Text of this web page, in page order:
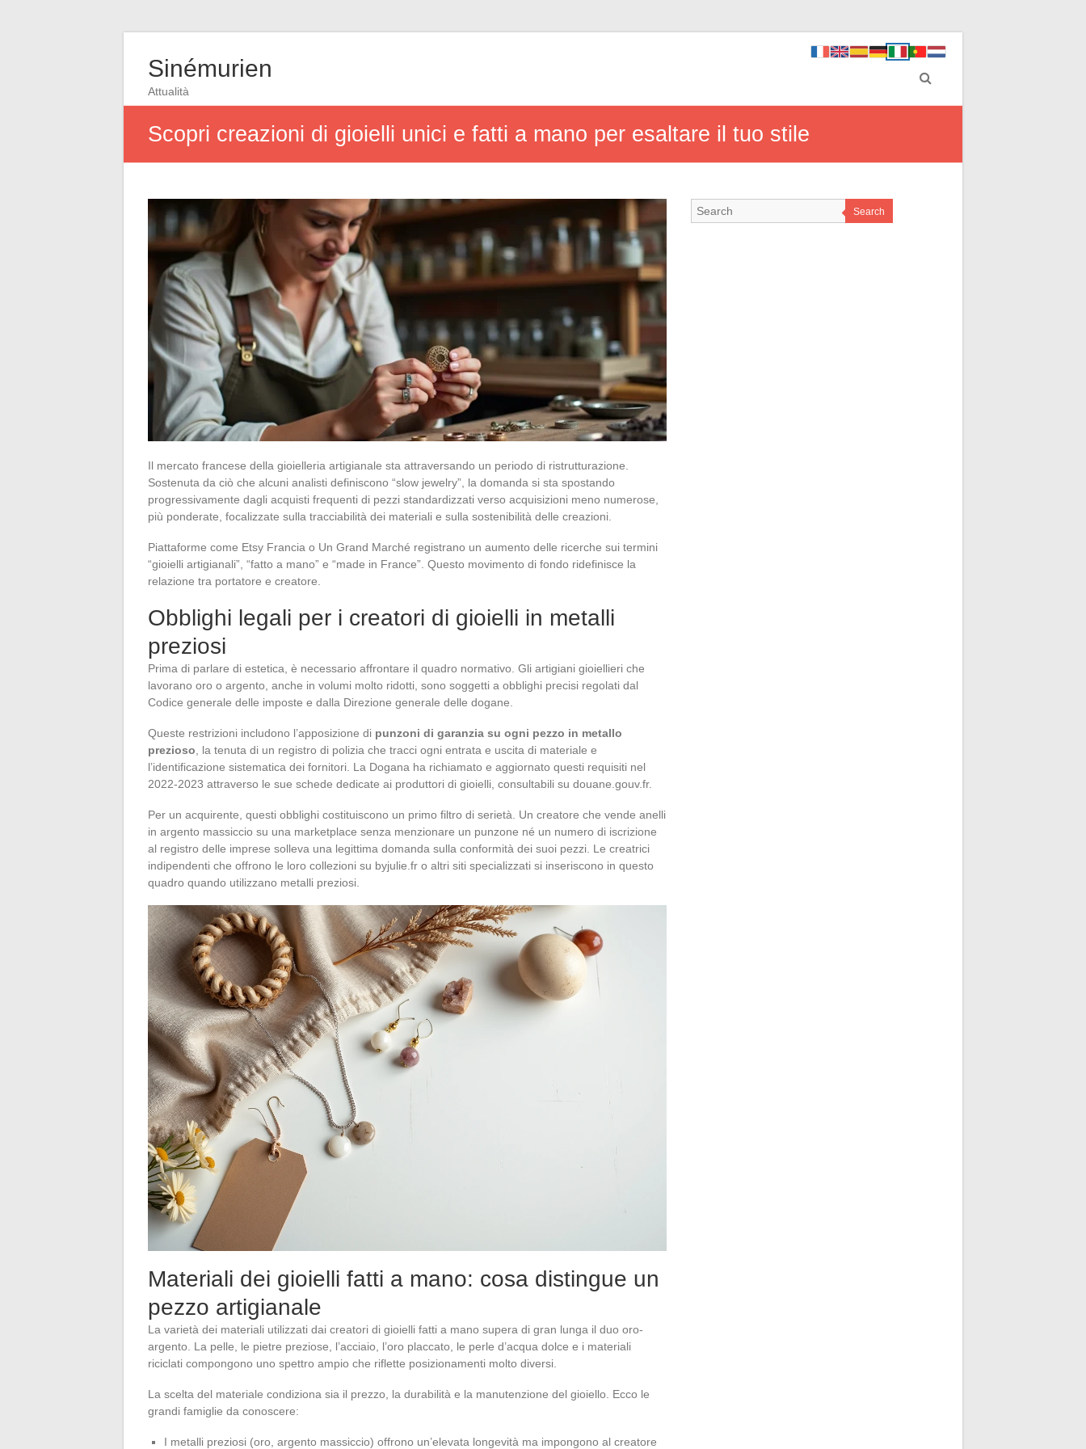
Sinémurien
Attualità
Scopri creazioni di gioielli unici e fatti a mano per esaltare il tuo stile
Il mercato francese della gioielleria artigianale sta attraversando un periodo di ristrutturazione.
Sostenuta da ciò che alcuni analisti definiscono “slow jewelry”, la domanda si sta spostando
progressivamente dagli acquisti frequenti di pezzi standardizzati verso acquisizioni meno numerose,
più ponderate, focalizzate sulla tracciabilità dei materiali e sulla sostenibilità delle creazioni.
Piattaforme come Etsy Francia o Un Grand Marché registrano un aumento delle ricerche sui termini
“gioielli artigianali”, “fatto a mano” e “made in France”. Questo movimento di fondo ridefinisce la
relazione tra portatore e creatore.
Obblighi legali per i creatori di gioielli in metalli
preziosi
Prima di parlare di estetica, è necessario affrontare il quadro normativo. Gli artigiani gioiellieri che
lavorano oro o argento, anche in volumi molto ridotti, sono soggetti a obblighi precisi regolati dal
Codice generale delle imposte e dalla Direzione generale delle dogane.
Queste restrizioni includono l’apposizione di punzoni di garanzia su ogni pezzo in metallo
prezioso , la tenuta di un registro di polizia che tracci ogni entrata e uscita di materiale e
l’identificazione sistematica dei fornitori. La Dogana ha richiamato e aggiornato questi requisiti nel
2022-2023 attraverso le sue schede dedicate ai produttori di gioielli, consultabili su douane.gouv.fr.
Per un acquirente, questi obblighi costituiscono un primo filtro di serietà. Un creatore che vende anelli
in argento massiccio su una marketplace senza menzionare un punzone né un numero di iscrizione
al registro delle imprese solleva una legittima domanda sulla conformità dei suoi pezzi. Le creatrici
indipendenti che offrono le loro collezioni su byjulie.fr o altri siti specializzati si inseriscono in questo
quadro quando utilizzano metalli preziosi.
Materiali dei gioielli fatti a mano: cosa distingue un
pezzo artigianale
La varietà dei materiali utilizzati dai creatori di gioielli fatti a mano supera di gran lunga il duo oro-
argento. La pelle, le pietre preziose, l’acciaio, l’oro placcato, le perle d’acqua dolce e i materiali
riciclati compongono uno spettro ampio che riflette posizionamenti molto diversi.
La scelta del materiale condiziona sia il prezzo, la durabilità e la manutenzione del gioiello. Ecco le
grandi famiglie da conoscere:
I metalli preziosi (oro, argento massiccio) offrono un’elevata longevità ma impongono al creatore
Search